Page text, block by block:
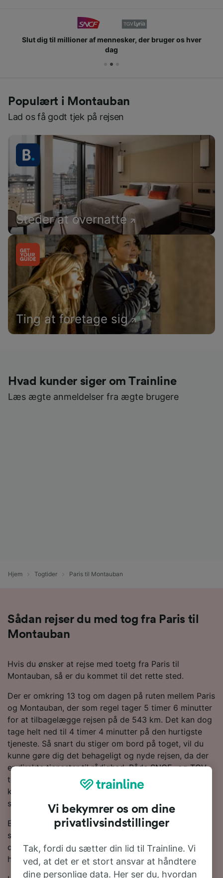
Slut dig til millioner af mennesker, der bruger os hver
dag
Populært i Montauban
Lad os få godt tjek på rejsen
Steder at overnatte
Ting at foretage sig
Hvad kunder siger om Trainline
Læs ægte anmeldelser fra ægte brugere
Hjem Togtider Paris til Montauban
Sådan rejser du med tog fra Paris til
Montauban
Hvis du ønsker at rejse med toetg fra Paris til
Montauban, så er du kommet til det rette sted.
Der er omkring 13 tog om dagen på ruten mellem Paris
og Montauban, der som regel tager 5 timer 6 minutter
for at tilbagelægge rejsen på de 543 km. Det kan dog
tage helt ned til 4 timer 4 minutter på den hurtigste
tjeneste. Så snart du stiger om bord på toget, vil du
kunne gøre dig det behageligt og nyde rejsen, da der
er direkte tjenester til rådighed. Både SNCF- og TGV-
tog kører på denne rute. De tilbyder moderne og
komfortable tjenester med masser af plads til bagage
som standard.
Brug vores Rejseplanlægger øverst på siden for at
søge efter billige billetter. Vi vil vise dig, hvor meget
du kan spare på togbilletter fra Paris til Montauban,
hvis du bestiller i forvejen.
Vi bekymrer os om dine
privatlivsindstillinger
Tak, fordi du sætter din lid til Trainline. Vi
ved, at det er et stort ansvar at håndtere
dine personlige data. Her ser du, hvordan